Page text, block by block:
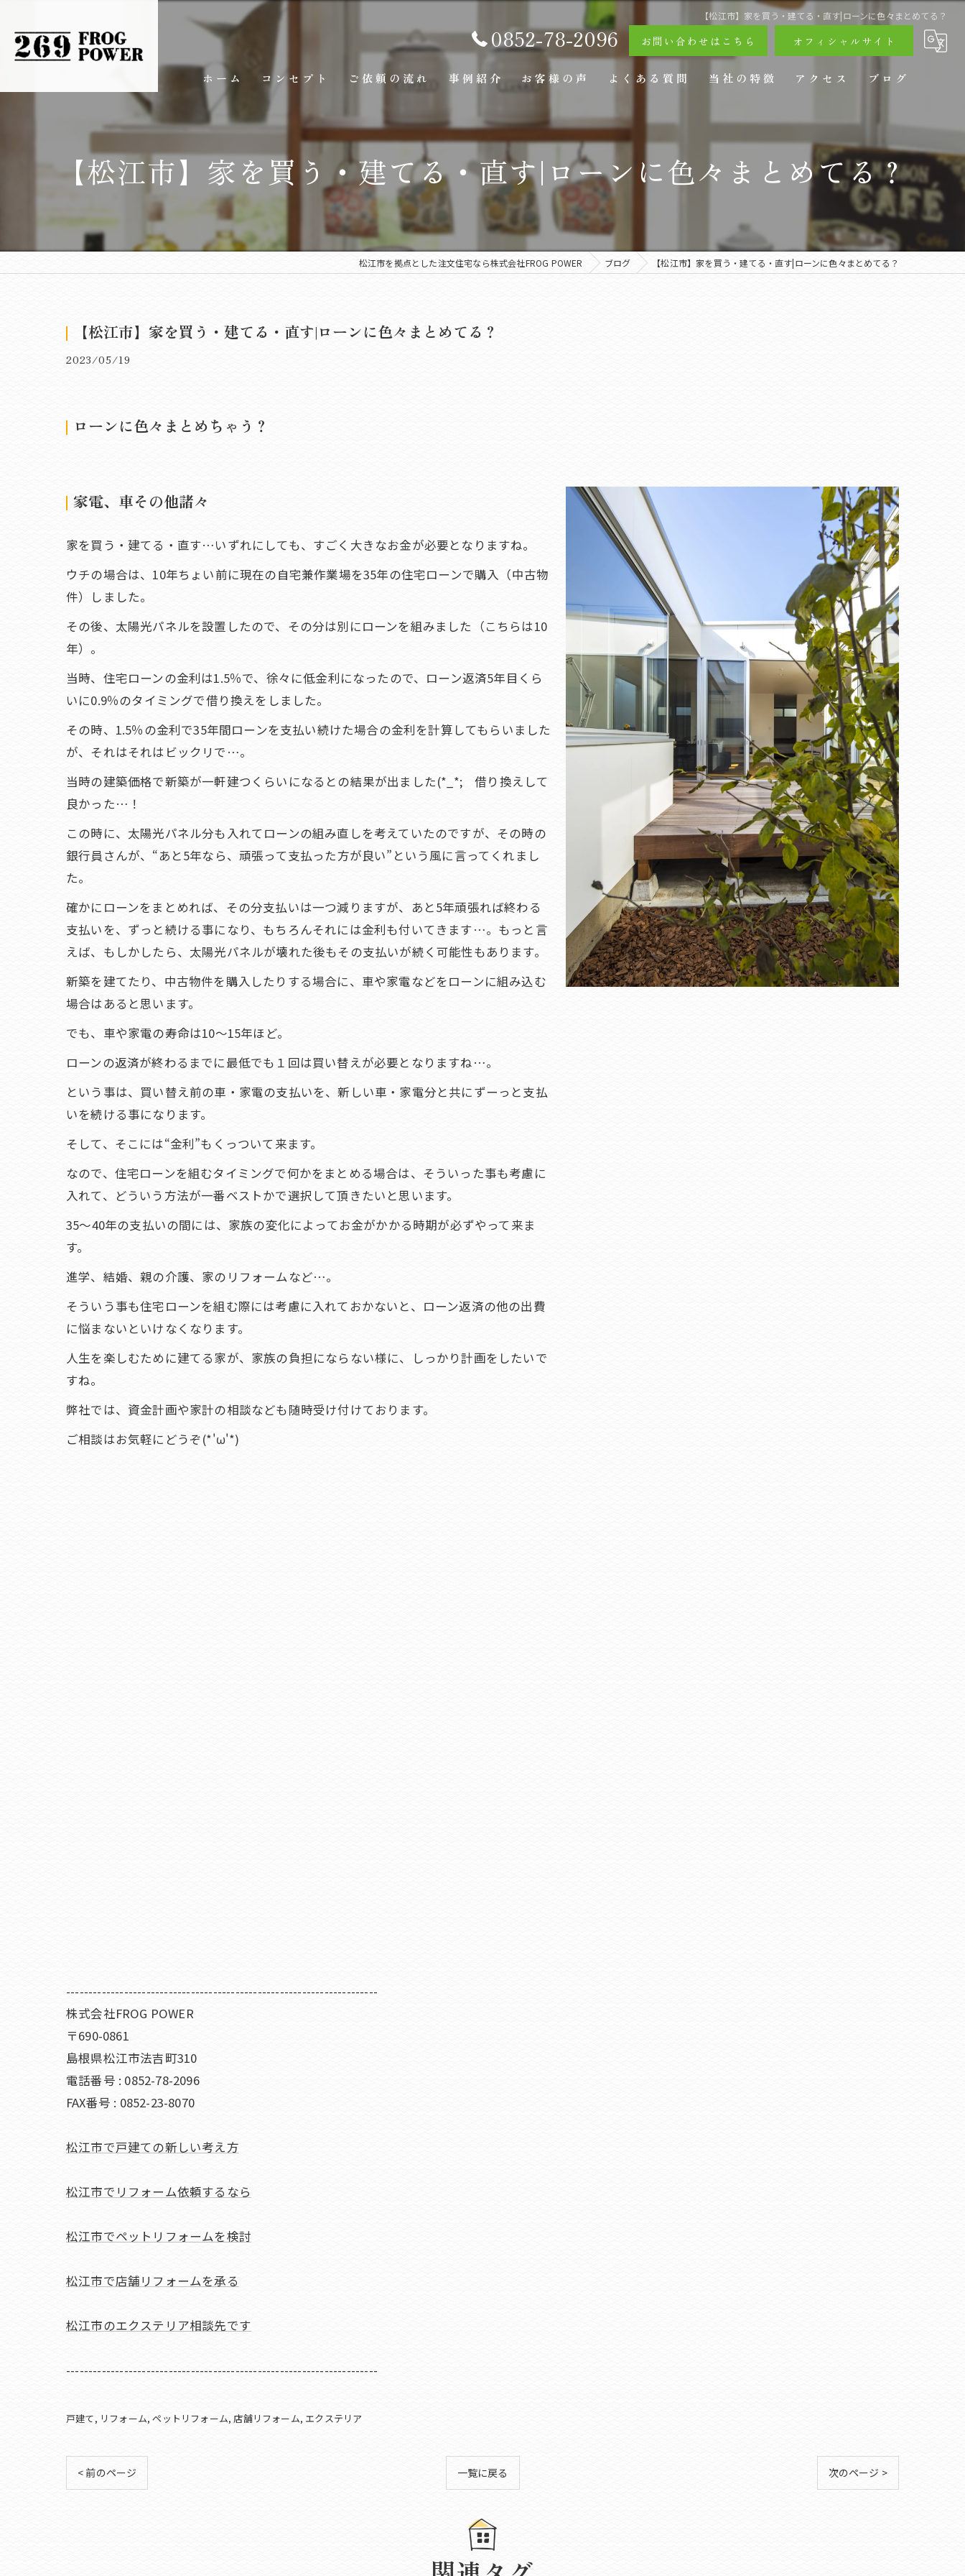
【松江市】家を買う・建てる・直す|ローンに色々まとめてる？
0852-78-2096 お問い合わせはこちら オフィシャルサイト
ホーム コンセプト ご依頼の流れ 事例紹介 お客様の声 よくある質問 当社の特徴
リフォーム
エクステリア
アクセス ブログ
【松江市】家を買う・建てる・直す|ローンに色々まとめてる？
松江市を拠点とした注文住宅なら株式会社FROG POWER ブログ 【松江市】家を買う・建てる・直す|ローンに色々まとめてる？
【松江市】家を買う・建てる・直す|ローンに色々まとめてる？
2023/05/19
ローンに色々まとめちゃう？
家電、車その他諸々
家を買う・建てる・直す…いずれにしても、すごく大きなお金が必要となりますね。
ウチの場合は、10年ちょい前に現在の自宅兼作業場を35年の住宅ローンで購入（中古物
件）しました。
その後、太陽光パネルを設置したので、その分は別にローンを組みました（こちらは10
年）。
当時、住宅ローンの金利は1.5％で、徐々に低金利になったので、ローン返済5年目くら
いに0.9％のタイミングで借り換えをしました。
その時、1.5％の金利で35年間ローンを支払い続けた場合の金利を計算してもらいました
が、それはそれはビックリで…。
当時の建築価格で新築が一軒建つくらいになるとの結果が出ました(*_*; 借り換えして
良かった…！
この時に、太陽光パネル分も入れてローンの組み直しを考えていたのですが、その時の
銀行員さんが、“あと5年なら、頑張って支払った方が良い”という風に言ってくれまし
た。
確かにローンをまとめれば、その分支払いは一つ減りますが、あと5年頑張れば終わる
支払いを、ずっと続ける事になり、もちろんそれには金利も付いてきます…。もっと言
えば、もしかしたら、太陽光パネルが壊れた後もその支払いが続く可能性もあります。
新築を建てたり、中古物件を購入したりする場合に、車や家電などをローンに組み込む
場合はあると思います。
でも、車や家電の寿命は10～15年ほど。
ローンの返済が終わるまでに最低でも１回は買い替えが必要となりますね…。
という事は、買い替え前の車・家電の支払いを、新しい車・家電分と共にずーっと支払
いを続ける事になります。
そして、そこには“金利”もくっついて来ます。
なので、住宅ローンを組むタイミングで何かをまとめる場合は、そういった事も考慮に
入れて、どういう方法が一番ベストかで選択して頂きたいと思います。
35～40年の支払いの間には、家族の変化によってお金がかかる時期が必ずやって来ま
す。
進学、結婚、親の介護、家のリフォームなど…。
そういう事も住宅ローンを組む際には考慮に入れておかないと、ローン返済の他の出費
に悩まないといけなくなります。
人生を楽しむために建てる家が、家族の負担にならない様に、しっかり計画をしたいで
すね。
弊社では、資金計画や家計の相談なども随時受け付けております。
ご相談はお気軽にどうぞ(*'ω'*)
----------------------------------------------------------------------
株式会社FROG POWER
〒690-0861
島根県松江市法吉町310
電話番号 : 0852-78-2096
FAX番号 : 0852-23-8070
松江市で戸建ての新しい考え方
松江市でリフォーム依頼するなら
松江市でペットリフォームを検討
松江市で店舗リフォームを承る
松江市のエクステリア相談先です
----------------------------------------------------------------------
戸建て リフォーム ペットリフォーム 店舗リフォーム エクステリア
< 前のページ 一覧に戻る 次のページ >